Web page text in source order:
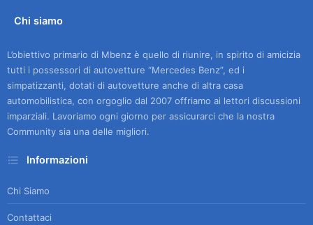
Chi siamo
L’obiettivo primario di Mbenz è quello di riunire, in spirito di amicizia
tutti i possessori di autovetture “Mercedes Benz”, ed i
simpatizzanti, dotati di autovetture anche di altra casa
automobilistica, con orgoglio dal 2007 offriamo ai lettori discussioni
imparziali. Lavoriamo ogni giorno per assicurarci che la nostra
Community sia una delle migliori.
Informazioni
Chi Siamo
Contattaci